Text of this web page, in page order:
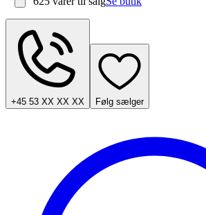
+45 53 XX XX XX Følg sælger